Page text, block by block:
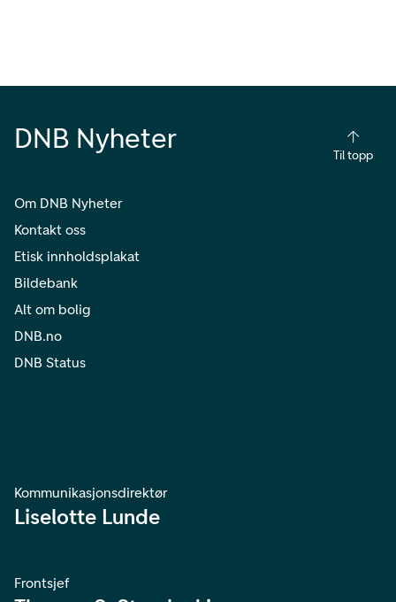
DNB Nyheter
Til topp
Om DNB Nyheter
Kontakt oss
Etisk innholdsplakat
Bildebank
Alt om bolig
DNB.no
DNB Status
Kommunikasjonsdirektør
Liselotte Lunde
Frontsjef